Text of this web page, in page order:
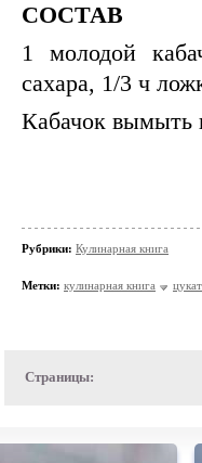
СОСТАВ
1 молодой
сахара, 1/3 ч
Кабачок вымыть
Рубрики: Кулинарная книга
Метки: кулинарная книга
Страницы: